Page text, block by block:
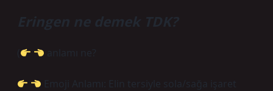
Eringen ne demek TDK?
anlamı ne?
Emoji Anlamı: Elin tersiyle sola/sağa işaret